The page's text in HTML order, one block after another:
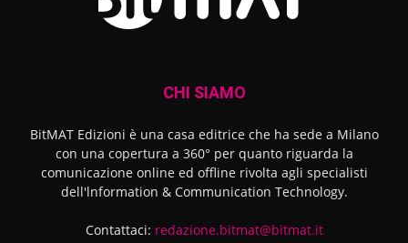
CHI SIAMO
BitMAT Edizioni è una casa editrice che ha sede a Milano
con una copertura a 360° per quanto riguarda la
comunicazione online ed offline rivolta agli specialisti
dell'lnformation & Communication Technology.
Contattaci: redazione.bitmat@bitmat.it